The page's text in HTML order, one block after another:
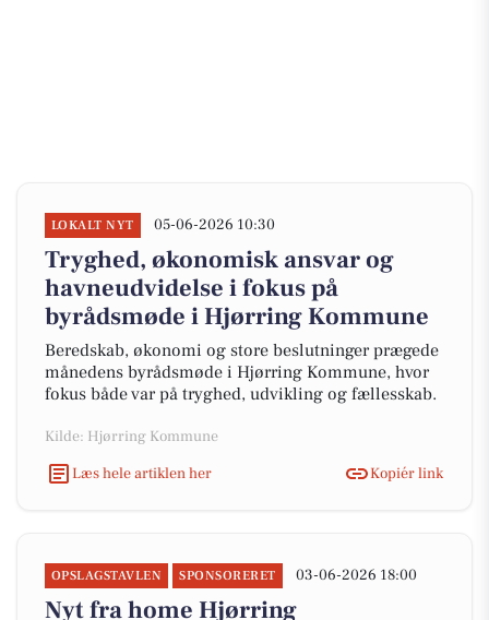
LOKALT NYT 05-06-2026 10:30
Tryghed, økonomisk ansvar og
havneudvidelse i fokus på
byrådsmøde i Hjørring Kommune
Beredskab, økonomi og store beslutninger prægede
månedens byrådsmøde i Hjørring Kommune, hvor
fokus både var på tryghed, udvikling og fællesskab.
Kilde: Hjørring Kommune
Læs hele artiklen her
Kopiér link
OPSLAGSTAVLEN SPONSORERET 03-06-2026 18:00
Nyt fra home Hjørring